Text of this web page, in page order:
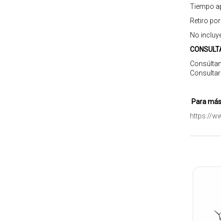
Tiempo
Retiro
No
Para
https://